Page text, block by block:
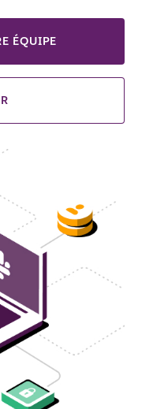
ÉQUIPE